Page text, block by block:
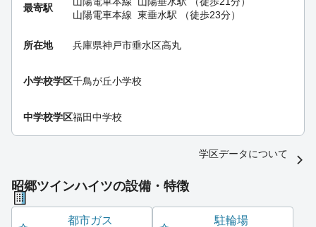
最寄駅
山陽電車本線 東垂水駅 （徒歩23分）
所在地 兵庫県神戸市垂水区高丸
小学校学区千鳥が丘小学校
中学校学区福田中学校
学区データについて
昭郷ツインハイツの設備・特徴
都市ガス 駐輪場